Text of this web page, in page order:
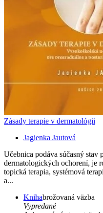
Zásady terapie v dermatológii
Jagienka Jautová
Učebnica podáva súčasný stav
dermatologických ochorení, je
topická terapia, systémová
a...
Knihabrožovaná väzba
Vypredané